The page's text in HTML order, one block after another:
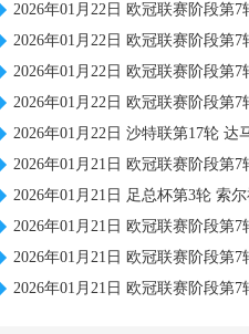
2026年01月22日 欧冠联赛阶段第7轮
2026年01月22日 欧冠联赛阶段第7轮 布拉格
2026年01月22日 欧冠联赛阶段第7轮
2026年01月22日 欧冠联赛阶段第7轮 加拉塔
2026年01月22日 沙特联第17轮 达马克
2026年01月21日 欧冠联赛阶段第7轮 比利亚
2026年01月21日 足总杯第3轮 索尔
2026年01月21日 欧冠联赛阶段第7轮 哥本
2026年01月21日 欧冠联赛阶段第7轮 奥林匹
2026年01月21日 欧冠联赛阶段第7轮 葡萄牙